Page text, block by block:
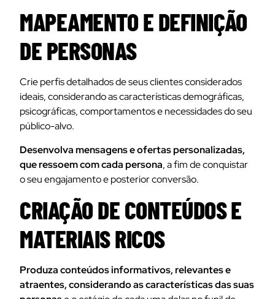
MAPEAMENTO E DEFINIÇÃO
DE PERSONAS
Crie perfis detalhados de seus clientes considerados
ideais, considerando as características demográficas,
psicográficas, comportamentos e necessidades do seu
público-alvo.
Desenvolva mensagens e ofertas personalizadas,
que ressoem com cada persona, a fim de conquistar
o seu engajamento e posterior conversão.
CRIAÇÃO DE CONTEÚDOS E
MATERIAIS RICOS
Produza conteúdos informativos, relevantes e
atraentes, considerando as características das suas